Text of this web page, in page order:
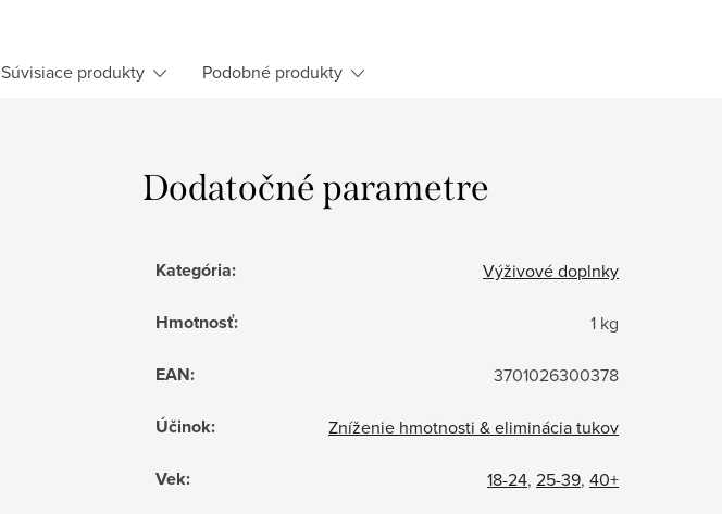
Súvisiace produkty Podobné produkty
Dodatočné parametre
Kategória: Výživové doplnky
Hmotnosť: 1 kg
EAN: 3701026300378
Účinok: Zníženie hmotnosti & eliminácia tukov
Vek: 18-24, 25-39, 40+